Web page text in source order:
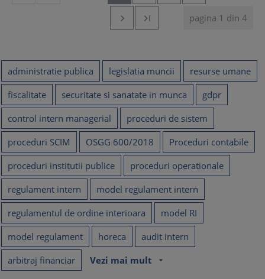
pagina 1 din 4


administratie publica legislatia muncii
resurse umane
fiscalitate
securitate si sanatate in munca
gdpr
control intern managerial
proceduri de sistem
proceduri SCIM
OSGG 600/2018
Proceduri contabile
proceduri institutii publice
proceduri operationale
regulament intern
model regulament intern
regulamentul de ordine interioara
model RI
model regulament
horeca
audit intern
arbitraj financiar
Vezi mai mult arrow_drop_down